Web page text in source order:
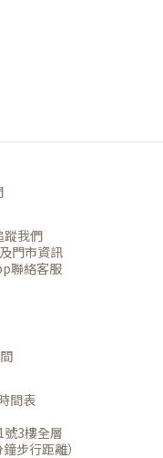
我們
門市資訊
聯絡客服
間表
號3樓全層
步行距離）